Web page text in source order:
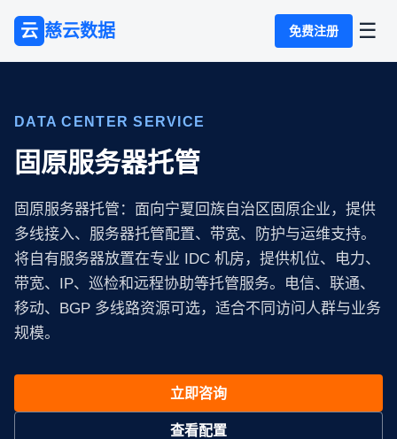
云 慈云数据 免费注册 ☰
DATA CENTER SERVICE
固原服务器托管
固原服务器托管：面向宁夏回族自治区固原企业，提供
多线接入、服务器托管配置、带宽、防护与运维支持。
将自有服务器放置在专业 IDC 机房，提供机位、电力、
带宽、IP、巡检和远程协助等托管服务。电信、联通、
移动、BGP 多线路资源可选，适合不同访问人群与业务
规模。
立即咨询
查看配置